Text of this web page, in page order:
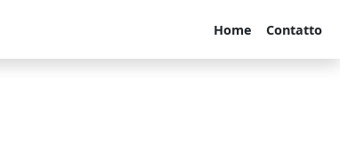
Home Contatto